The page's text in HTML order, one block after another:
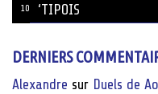
10 ‘TIPOIS
DERNIERS
Alexandre sur Duels de